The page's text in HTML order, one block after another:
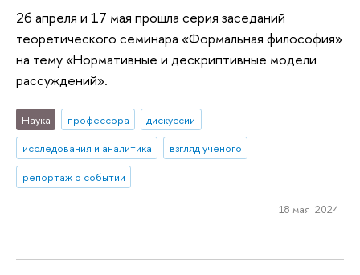
26 апреля и 17 мая прошла серия заседаний
теоретического семинара «‎Формальная философия»
на тему «Нормативные и дескриптивные модели
рассуждений».
Наука профессора
дискуссии
исследования и аналитика
взгляд ученого
репортаж о событии
18 мая 2024